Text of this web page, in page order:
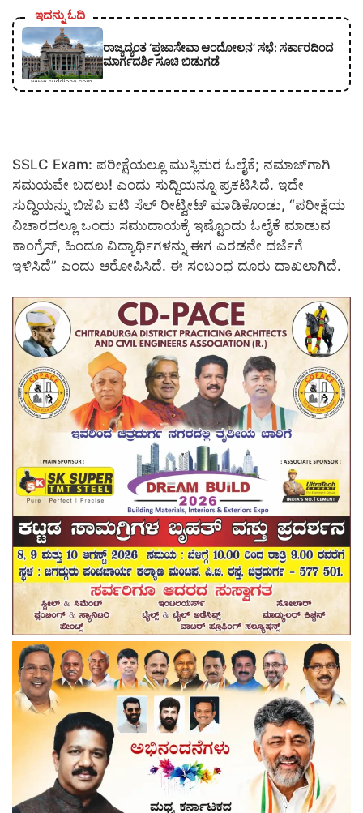
ಇದನ್ನು ಓದಿ
ರಾಜ್ಯದ್ಯಂತ ‘ಪ್ರಜಾಸೇವಾ ಆಂದೋಲನ’ ಸಭೆ: ಸರ್ಕಾರದಿಂದ
ಮಾರ್ಗದರ್ಶಿ ಸೂಚಿ ಬಿಡುಗಡೆ
SSLC Exam: ಪರೀಕ್ಷೆಯಲ್ಲೂ ಮುಸ್ಲಿಮರ ಓಲೈಕೆ; ನಮಾಜ್‌ಗಾಗಿ
ಸಮಯವೇ ಬದಲು! ಎಂದು ಸುದ್ದಿಯನ್ನೂ ಪ್ರಕಟಿಸಿದೆ. ಇದೇ
ಸುದ್ದಿಯನ್ನು ಬಿಜೆಪಿ ಐಟಿ ಸೆಲ್ ರೀಟ್ವೀಟ್ ಮಾಡಿಕೊಂಡು, “ಪರೀಕ್ಷೆಯ
ವಿಚಾರದಲ್ಲೂ ಒಂದು ಸಮುದಾಯಕ್ಕೆ ಇಷ್ಟೊಂದು ಓಲೈಕೆ ಮಾಡುವ
ಕಾಂಗ್ರೆಸ್, ಹಿಂದೂ ವಿದ್ಯಾರ್ಥಿಗಳನ್ನು ಈಗ ಎರಡನೇ ದರ್ಜೆಗೆ
ಇಳಿಸಿದೆ” ಎಂದು ಆರೋಪಿಸಿದೆ. ಈ ಸಂಬಂಧ ದೂರು ದಾಖಲಾಗಿದೆ.